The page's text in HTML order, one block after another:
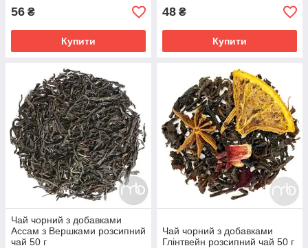
56 ₴
Купити
48 ₴
Купити
Чай чорний з добавками
Ассам з Вершками розсипний
чай 50 г
Чай чорний з добавками
Глінтвейн розсипний чай 50 г